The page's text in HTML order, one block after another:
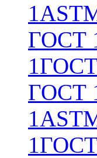
1
ГОСТ
1ГОСТ
ГОСТ
1
1ГОСТ